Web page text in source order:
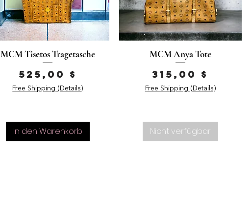
MCM Tisetos Tragetasche
Preis
525,00 $
Free Shipping (Details)
In den Warenkorb
MCM Anya Tote
Preis
315,00 $
Free Shipping (Details)
Nicht verfügbar